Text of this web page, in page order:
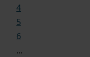
4
5
6
...